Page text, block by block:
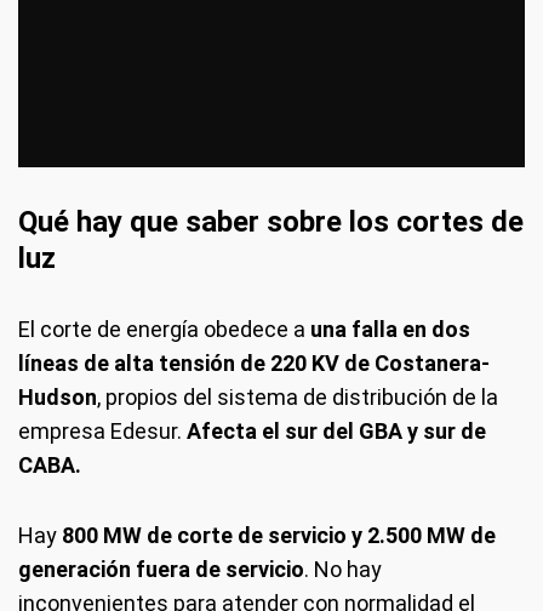
Qué hay que saber sobre los cortes de
luz
El corte de energía obedece a una falla en dos
líneas de alta tensión de 220 KV de Costanera-
Hudson, propios del sistema de distribución de la
empresa Edesur. Afecta el sur del GBA y sur de
CABA.
Hay 800 MW de corte de servicio y 2.500 MW de
generación fuera de servicio. No hay
inconvenientes para atender con normalidad el